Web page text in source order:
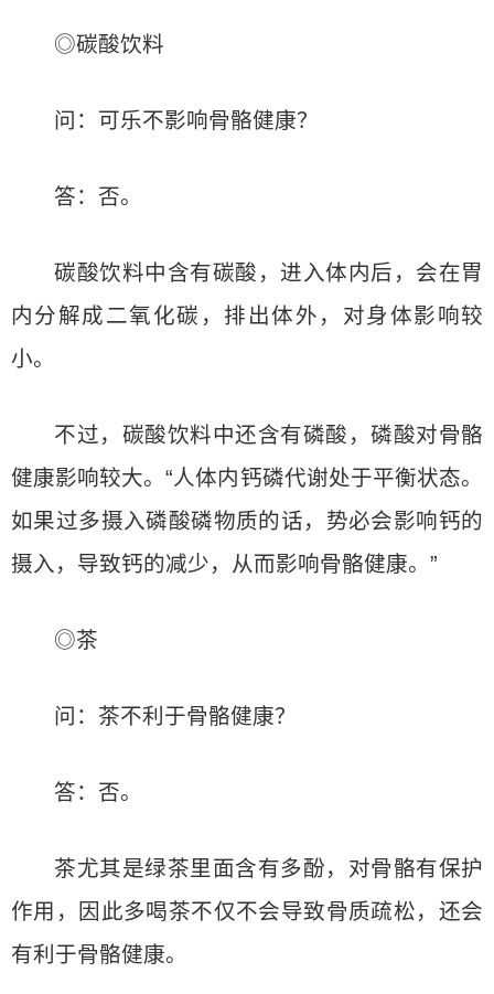
◎碳酸饮料
问：可乐不影响骨骼健康？
答：否。
碳酸饮料中含有碳酸，进入体内后，会在胃
内分解成二氧化碳，排出体外，对身体影响较
小。
不过，碳酸饮料中还含有磷酸，磷酸对骨骼
健康影响较大。“人体内钙磷代谢处于平衡状态。
如果过多摄入磷酸磷物质的话，势必会影响钙的
摄入，导致钙的减少，从而影响骨骼健康。”
◎茶
问：茶不利于骨骼健康？
答：否。
茶尤其是绿茶里面含有多酚，对骨骼有保护
作用，因此多喝茶不仅不会导致骨质疏松，还会
有利于骨骼健康。